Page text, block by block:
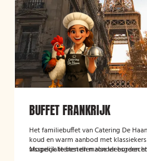
BUFFET FRANKRIJK
Het familiebuffet van Catering De
koud en warm aanbod met
visspecialiteiten en malse
Mogelijk te bestellen zonder borden